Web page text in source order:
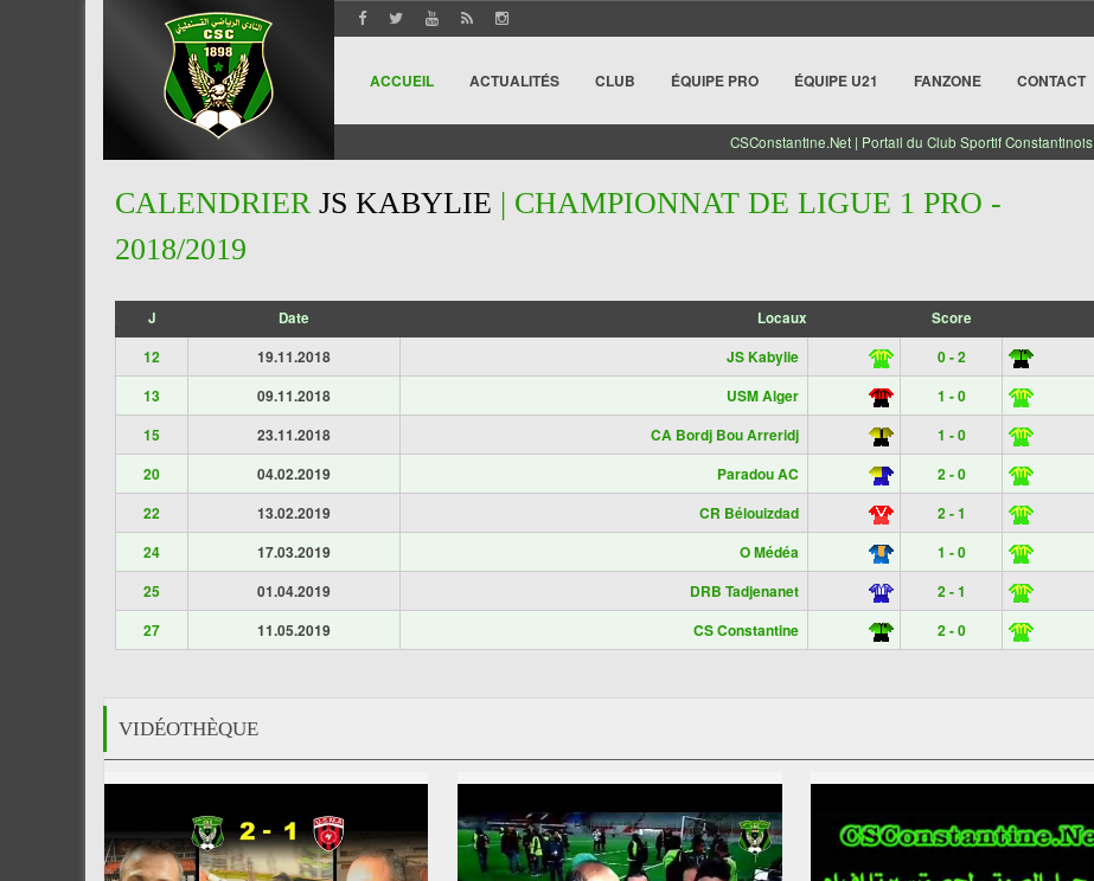
ACCUEIL ACTUALITÉS CLUB ÉQUIPE PRO ÉQUIPE U21 FANZONE CONTACT
CSConstantine.Net | Portail du Club Sportif Constantinois
CALENDRIER JS KABYLIE | CHAMPIONNAT DE LIGUE 1 PRO -
2018/2019
J Date Locaux Score
12 19.11.2018 JS Kabylie 0 - 2
13
09.11.2018 USM Alger 1 - 0
15
23.11.2018 CA Bordj Bou Arreridj 1 - 0
20
04.02.2019 Paradou AC 2 - 0
22
13.02.2019 CR Bélouizdad 2 - 1
24
17.03.2019 O Médéa 1 - 0
25
01.04.2019 DRB Tadjenanet 2 - 1
27
11.05.2019 CS Constantine 2 - 0
VIDÉOTHÈQUE